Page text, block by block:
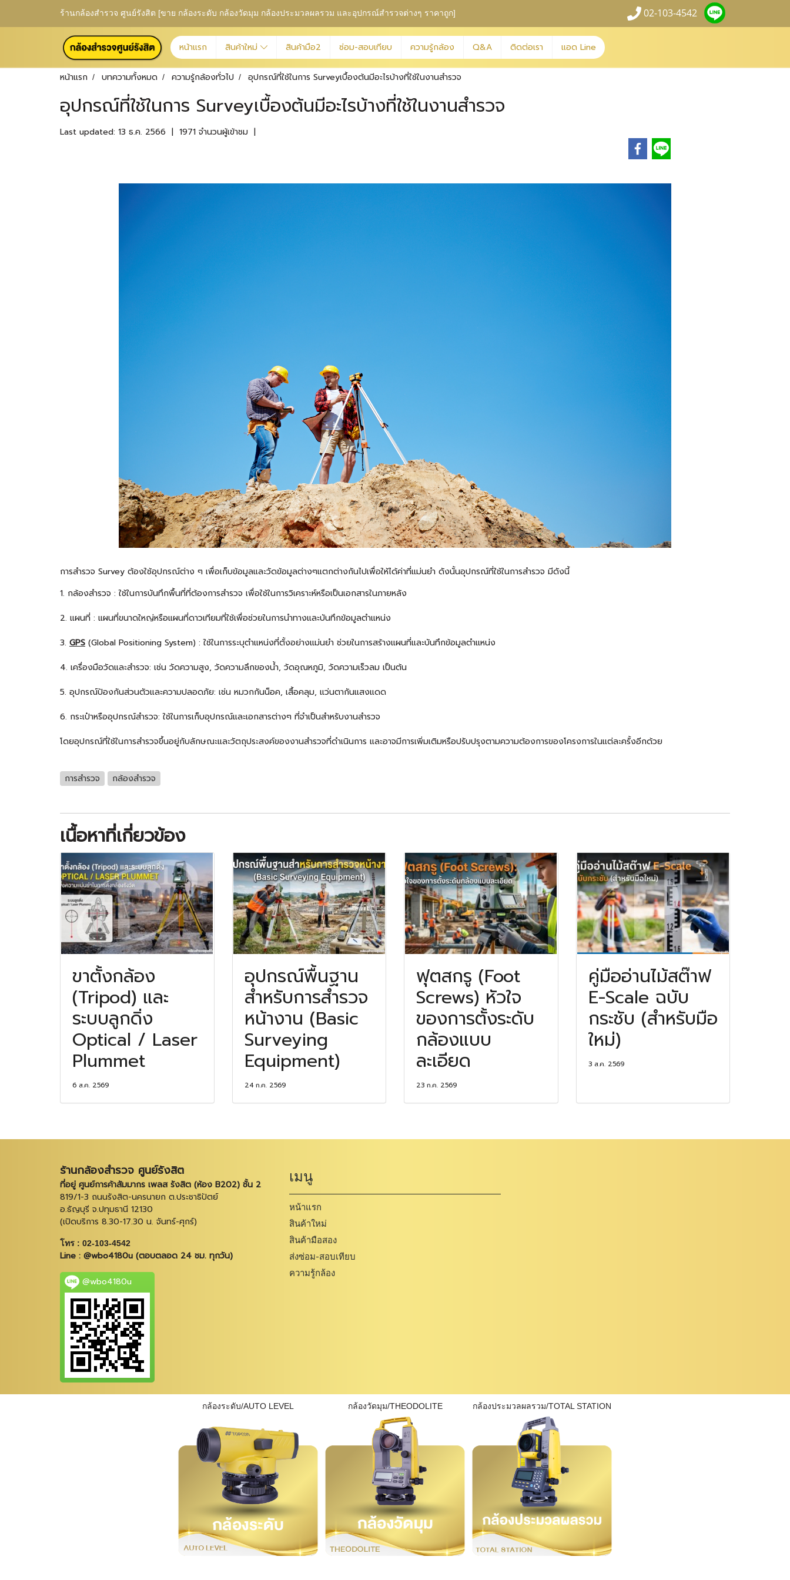
ร้านกล้องสำรวจ ศูนย์รังสิต [ขาย กล้องระดับ กล้องวัดมุม กล้องประมวลผลรวม และอุปกรณ์สำรวจต่างๆ ราคาถูก] 02-103-4542
หน้าแรก สินค้าใหม่ สินค้ามือ2 ซ่อม-สอบเทียบ ความรู้กล้อง Q&A ติดต่อเรา แอด Line
หน้าแรก บทความทั้งหมด ความรู้กล้องทั่วไป อุปกรณ์ที่ใช้ในการ Surveyเบื้องต้นมีอะไรบ้างที่ใช้ในงานสำรวจ
อุปกรณ์ที่ใช้ในการ Surveyเบื้องต้นมีอะไรบ้างที่ใช้ในงานสำรวจ
Last updated: 13 ธ.ค. 2566 | 1971 จำนวนผู้เข้าชม |
การสำรวจ Survey ต้องใช้อุปกรณ์ต่าง ๆ เพื่อเก็บข้อมูลและวัดข้อมูลต่างๆแตกต่างกันไปเพื่อให้ได้ค่าที่แม่นยำ ดังนั้นอุปกรณ์ที่ใช้ในการสำรวจ มีดังนี้
1. กล้องสำรวจ : ใช้ในการบันทึกพื้นที่ที่ต้องการสำรวจ เพื่อใช้ในการวิเคราะห์หรือเป็นเอกสารในภายหลัง
2. แผนที่ : แผนที่ขนาดใหญ่หรือแผนที่ดาวเทียมที่ใช้เพื่อช่วยในการนำทางและบันทึกข้อมูลตำแหน่ง
3. GPS (Global Positioning System) : ใช้ในการระบุตำแหน่งที่ตั้งอย่างแม่นยำ ช่วยในการสร้างแผนที่และบันทึกข้อมูลตำแหน่ง
4. เครื่องมือวัดและสำรวจ: เช่น วัดความสูง, วัดความลึกของน้ำ, วัดอุณหภูมิ, วัดความเร็วลม เป็นต้น
5. อุปกรณ์ป้องกันส่วนตัวและความปลอดภัย: เช่น หมวกกันน็อค, เสื้อคลุม, แว่นตากันแสงแดด
6. กระเป๋าหรืออุปกรณ์สำรวจ: ใช้ในการเก็บอุปกรณ์และเอกสารต่างๆ ที่จำเป็นสำหรับงานสำรวจ
โดยอุปกรณ์ที่ใช้ในการสำรวจขึ้นอยู่กับลักษณะและวัตถุประสงค์ของงานสำรวจที่ดำเนินการ และอาจมีการเพิ่มเติมหรือปรับปรุงตามความต้องการของโครงการในแต่ละครั้งอีกด้วย
การสำรวจ กล้องสำรวจ
เนื้อหาที่เกี่ยวข้อง
ขาตั้งกล้อง
(Tripod) และ
ระบบลูกดิ่ง
Optical / Laser
Plummet
6 ส.ค. 2569
อุปกรณ์พื้นฐาน
สำหรับการสำรวจ
หน้างาน (Basic
Surveying
Equipment)
24 ก.ค. 2569
ฟุตสกรู (Foot
Screws) หัวใจ
ของการตั้งระดับ
กล้องแบบ
ละเอียด
23 ก.ค. 2569
คู่มืออ่านไม้สต๊าฟ
E-Scale ฉบับ
กระชับ (สำหรับมือ
ใหม่)
3 ส.ค. 2569
ร้านกล้องสำรวจ ศูนย์รังสิต
ที่อยู่ ศูนย์การค้าสัมมากร เพลส รังสิต (ห้อง B202) ชั้น 2
819/1-3 ถนนรังสิต-นครนายก ต.ประชาธิปัตย์
อ.ธัญบุรี จ.ปทุมธานี 12130
(เปิดบริการ 8.30-17.30 น. จันทร์-ศุกร์)
โทร : 02-103-4542
Line : @wbo4180u (ตอบตลอด 24 ชม. ทุกวัน)
@wbo4180u
เมนู
หน้าแรก
สินค้าใหม่
สินค้ามือสอง
ส่งซ่อม-สอบเทียบ
ความรู้กล้อง
กล้องระดับ/AUTO LEVEL กล้องวัดมุม/THEODOLITE กล้องประมวลผลรวม/TOTAL STATION